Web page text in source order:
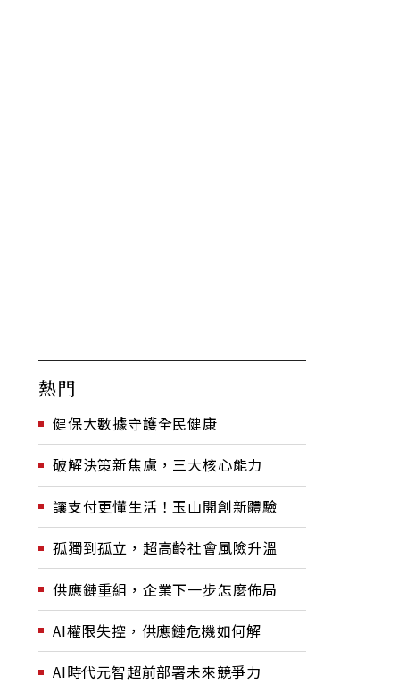
熱門
健保大數據守護全民健康
破解決策新焦慮，三大核心能力
讓支付更懂生活！玉山開創新體驗
孤獨到孤立，超高齡社會風險升溫
供應鏈重組，企業下一步怎麼佈局
AI權限失控，供應鏈危機如何解
AI時代元智超前部署未來競爭力